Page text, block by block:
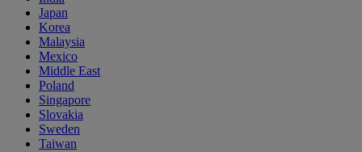
Japan
Korea
Malaysia
Mexico
Middle East
Poland
Singapore
Slovakia
Sweden
Taiwan